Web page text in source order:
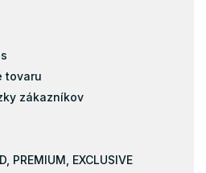
tovaru
zákazníkov
PREMIUM, EXCLUSIVE